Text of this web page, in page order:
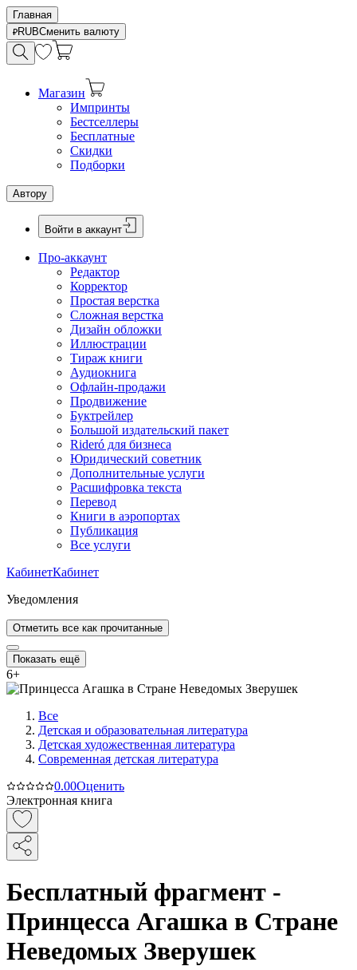
Главная
RUBСменить валюту
Магазин
Импринты
Бестселлеры
Бесплатные
Скидки
Подборки
Автору
Войти в аккаунт
Про-аккаунт
Редактор
Корректор
Простая верстка
Сложная верстка
Дизайн обложки
Иллюстрации
Тираж книги
Аудиокнига
Офлайн-продажи
Продвижение
Буктрейлер
Большой издательский пакет
Rideró для бизнеса
Юридический советник
Дополнительные услуги
Расшифровка текста
Перевод
Книги в аэропортах
Публикация
Все услуги
КабинетКабинет
Уведомления
Отметить все как прочитанные
Показать ещё
6+
Все
Детская и образовательная литература
Детская художественная литература
Современная детская литература
0.00Оценить
Электронная книга
Бесплатный фрагмент -
Принцесса Агашка в Стране
Неведомых Зверушек